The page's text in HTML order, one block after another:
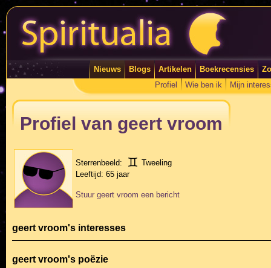
Nieuws Blogs Artikelen Boekrecensies
Profiel
Wie ben ik Mijn
Profiel van geert vroom
Sterrenbeeld:
Tweeling
Leeftijd: 65 jaar
Stuur geert vroom een bericht
geert vroom's interesses
geert vroom's poëzie